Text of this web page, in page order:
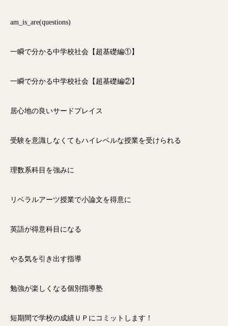
am_is_are(questions)
一瞬で分かる中学校社会【超基礎編①】
一瞬で分かる中学校社会【超基礎編②】
居心地の良いサードプレイス
受験を意識しなくてもハイレベルな授業を受けられる
理数系科目を強みに
リベラルアーツ授業で小論文を得意に
英語が得意科目になる
やる気を引き出す指導
勉強が楽しくなる個別指導塾
短期間で学校の成績ＵＰにコミットします！